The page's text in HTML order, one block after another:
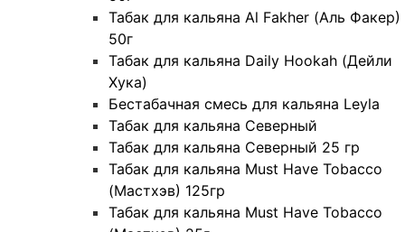
Табак для кальяна Al Fakher (Аль Факер)
50г
Табак для кальяна Daily Hookah (Дейли
Хука)
Бестабачная смесь для кальяна Leyla
Табак для кальяна Северный
Табак для кальяна Северный 25 гр
Табак для кальяна Must Have Tobacco
(Мастхэв) 125гр
Табак для кальяна Must Have Tobacco